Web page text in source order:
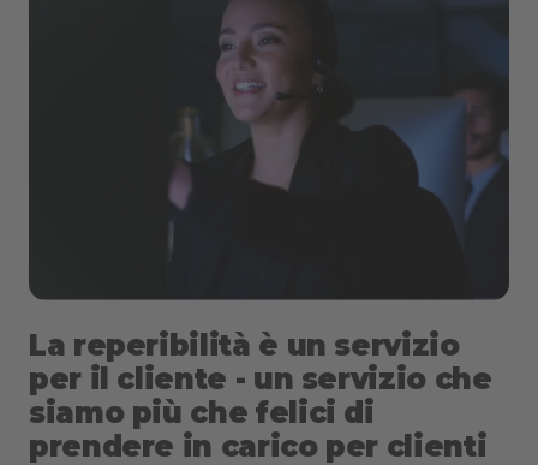
La reperibilità è un servizio
per il cliente - un servizio che
siamo più che felici di
prendere in carico per clienti